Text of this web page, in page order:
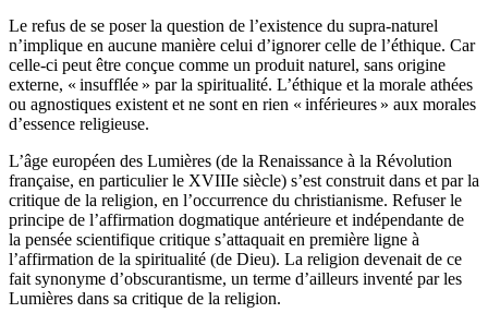
Le refus de se poser la question de l’existence du supra-naturel
n’implique en aucune manière celui d’ignorer celle de l’éthique. Car
celle-ci peut être conçue comme un produit naturel, sans origine
externe, « insufflée » par la spiritualité. L’éthique et la morale athées
ou agnostiques existent et ne sont en rien « inférieures » aux morales
d’essence religieuse.
L’âge européen des Lumières (de la Renaissance à la Révolution
française, en particulier le XVIIIe siècle) s’est construit dans et par la
critique de la religion, en l’occurrence du christianisme. Refuser le
principe de l’affirmation dogmatique antérieure et indépendante de
la pensée scientifique critique s’attaquait en première ligne à
l’affirmation de la spiritualité (de Dieu). La religion devenait de ce
fait synonyme d’obscurantisme, un terme d’ailleurs inventé par les
Lumières dans sa critique de la religion.